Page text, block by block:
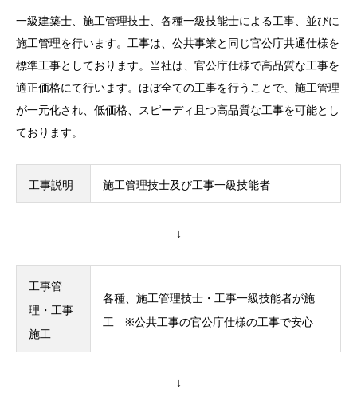
一級建築士、施工管理技士、各種一級技能士による工事、並びに
施工管理を行います。工事は、公共事業と同じ官公庁共通仕様を
標準工事としております。当社は、官公庁仕様で高品質な工事を
適正価格にて行います。ほぼ全ての工事を行うことで、施工管理
が一元化され、低価格、スピーディ且つ高品質な工事を可能とし
ております。
工事説明 施工管理技士及び工事一級技能者
↓
工事管
理・工事
施工
各種、施工管理技士・工事一級技能者が施
工 ※公共工事の官公庁仕様の工事で安心
↓